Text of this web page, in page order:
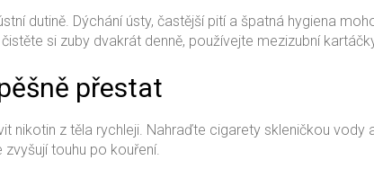
dutině. Dýchání ústy, častější pití a špatná hygiena
si zuby dvakrát denně, používejte mezizubní
přestat
nikotin z těla rychleji. Nahraďte cigarety skleničkou vody
touhu po kouření.